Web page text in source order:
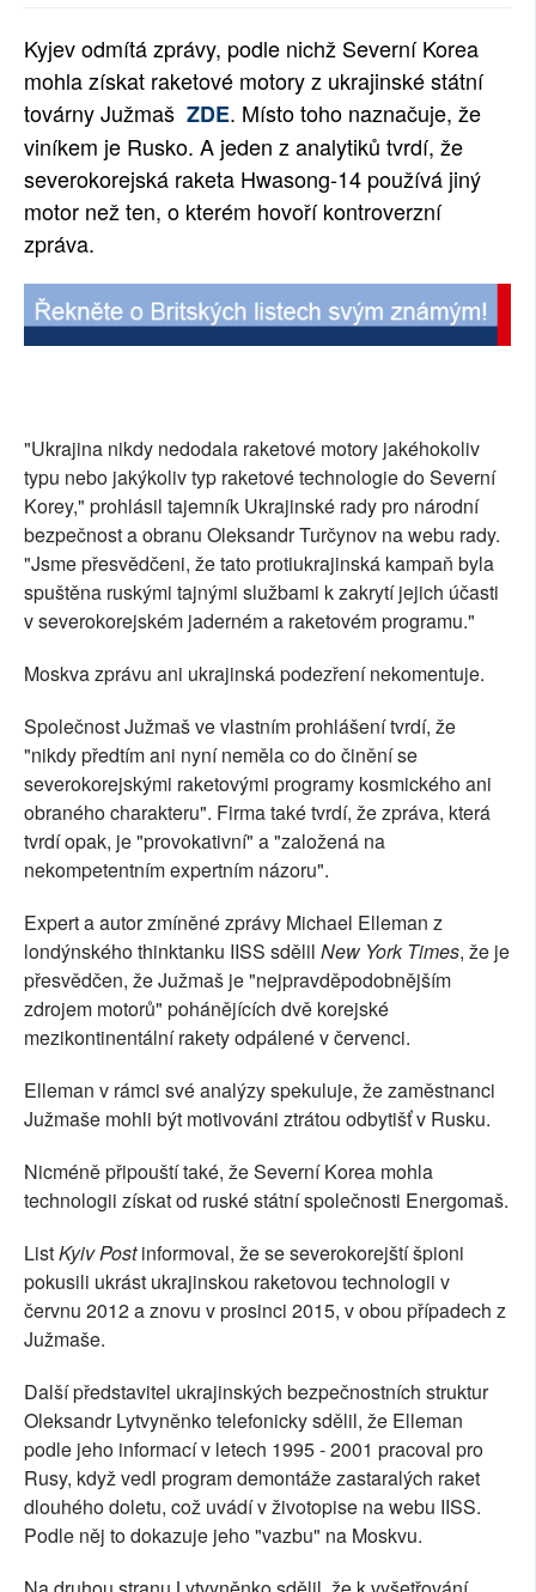
RUBRIKY
PLNÁ VERZE STRÁNEK
Kyjev odmítá zprávy, podle nichž Severní Korea
mohla získat raketové motory z ukrajinské státní
továrny Južmaš ZDE. Místo toho naznačuje, že
viníkem je Rusko. A jeden z analytiků tvrdí, že
severokorejská raketa Hwasong-14 používá jiný
motor než ten, o kterém hovoří kontroverzní
zpráva.
"Ukrajina nikdy nedodala raketové motory jakéhokoliv
typu nebo jakýkoliv typ raketové technologie do Severní
Korey," prohlásil tajemník Ukrajinské rady pro národní
bezpečnost a obranu Oleksandr Turčynov na webu rady.
"Jsme přesvědčeni, že tato protiukrajinská kampaň byla
spuštěna ruskými tajnými službami k zakrytí jejich účasti
v severokorejském jaderném a raketovém programu."
Moskva zprávu ani ukrajinská podezření nekomentuje.
Společnost Južmaš ve vlastním prohlášení tvrdí, že
"nikdy předtím ani nyní neměla co do činění se
severokorejskými raketovými programy kosmického ani
obraného charakteru". Firma také tvrdí, že zpráva, která
tvrdí opak, je "provokativní" a "založená na
nekompetentním expertním názoru".
Expert a autor zmíněné zprávy Michael Elleman z
londýnského thinktanku IISS sdělil New York Times, že je
přesvědčen, že Južmaš je "nejpravděpodobnějším
zdrojem motorů" pohánějících dvě korejské
mezikontinentální rakety odpálené v červenci.
Elleman v rámci své analýzy spekuluje, že zaměstnanci
Južmaše mohli být motivováni ztrátou odbytišť v Rusku.
Nicméně připouští také, že Severní Korea mohla
technologii získat od ruské státní společnosti Energomaš.
ListKyiv Postinformoval, že se severokorejští špioni
pokusili ukrást ukrajinskou raketovou technologii v
červnu 2012 a znovu v prosinci 2015, v obou případech z
Južmaše.
Další představitel ukrajinských bezpečnostních struktur
Oleksandr Lytvyněnko telefonicky sdělil, že Elleman
podle jeho informací v letech 1995 - 2001 pracoval pro
Rusy, když vedl program demontáže zastaralých raket
dlouhého doletu, což uvádí v životopise na webu IISS.
Podle něj to dokazuje jeho "vazbu" na Moskvu.